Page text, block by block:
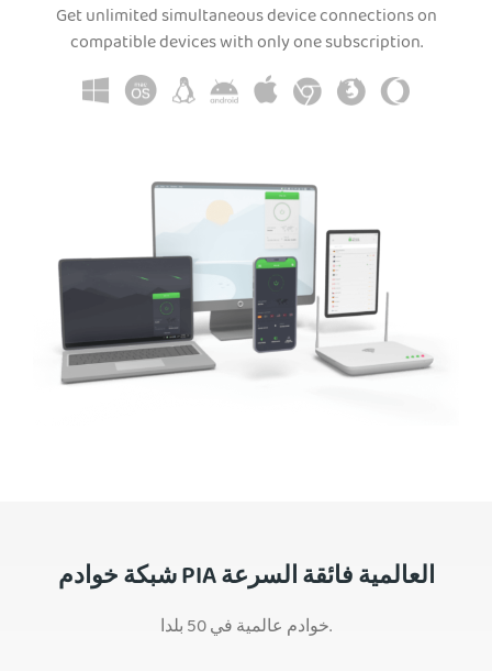
Get unlimited simultaneous device connections on
compatible devices with only one subscription.
شبكة خوادم PIA العالمية فائقة السرعة
خوادم عالمية في 50 بلدا.